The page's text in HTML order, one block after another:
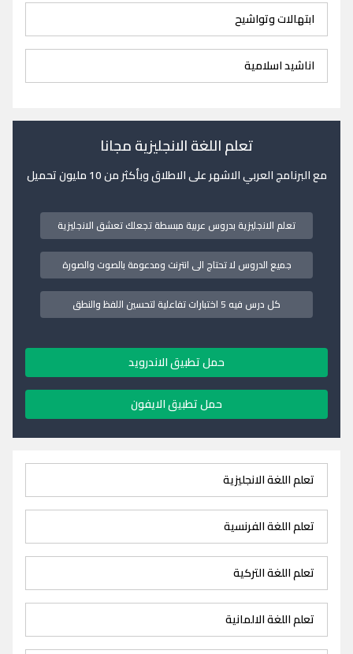
ابتهالات وتواشيح
اناشيد اسلامية
تعلم اللغة الانجليزية مجانا
مع البرنامج العربي الاشهر على الاطلاق وبأكثر من 10 مليون تحميل
تعلم الانجليزية بدروس عربية مبسطة تجعلك تعشق الانجليزية
جميع الدروس لا تحتاج الى انترنت ومدعومة بالصوت والصورة
كل درس فيه 5 اختبارات تفاعلية لتحسين اللفظ والنطق
حمل تطبيق الاندرويد
حمل تطبيق الايفون
تعلم اللغة الانجليزية
تعلم اللغة الفرنسية
تعلم اللغة التركية
تعلم اللغة الالمانية